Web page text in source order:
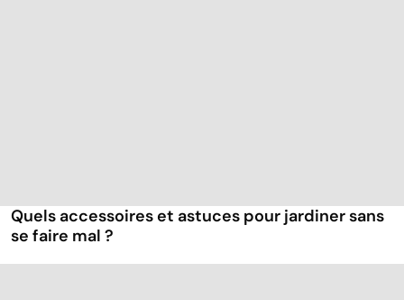
Quels accessoires et astuces pour jardiner sans
se faire mal ?